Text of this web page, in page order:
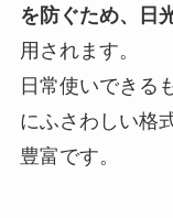
を防ぐため、日
用されます。
日常使いできる
にふさわしい格
豊富です。